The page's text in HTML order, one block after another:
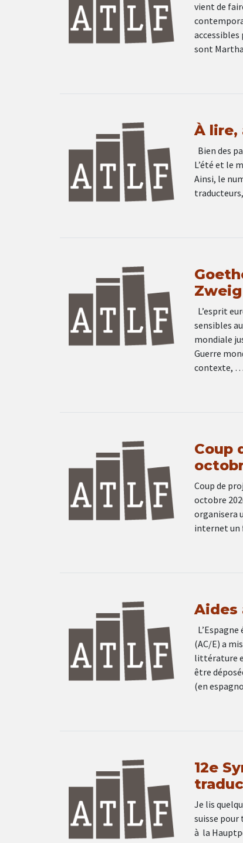
vient de
accessibles
sont
À lire,
Bien des
L’été et le
Ainsi, le
Zweig
L’esprit
sensibles
mondiale
Guerre
contexte, …
Coup
Coup de
octobre
organisera
internet un
Aides
(AC/E) a
littérature
être
(en
12e
Je lis
suisse
à la